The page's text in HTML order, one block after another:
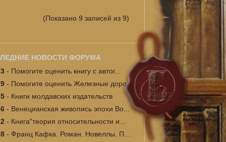
(Показано 9 записей из 9)
НОВОСТИ ФОРУМА
- Помогите оценить книгу с автог...
- Помогите оценить Железные доро...
- Книги молдавских издательств
- Венецианская живопись эпохи Во...
- Книга"теория относительности и...
- Франц Кафка. Роман. Новеллы. П...